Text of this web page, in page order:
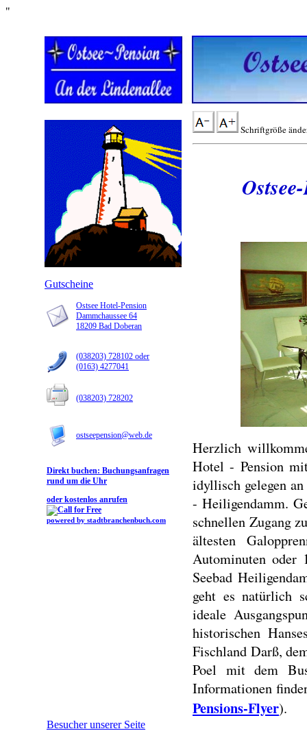
"
Germany
Schriftgröße
Herzlich
Hotel - Pension
idyllisch gelegen
- Heiligendamm.
schnellen Zugang
ältesten
Autominuten oder
Seebad
geht es natürlich
ideale
historischen
Fischland Darß,
Poel mit dem
Informationen
Pensions-Flyer).
Gutscheine
Ostsee Hotel-Pension
Dammchaussee 64
18209 Bad Doberan
(038203) 728102 oder
(0163) 4277041
(038203) 728202
ostseepension@web.de
Direkt buchen: Buchungsanfragen
rund um die Uhr
oder kostenlos anrufen
powered by stadtbranchenbuch.com
Besucher unserer Seite